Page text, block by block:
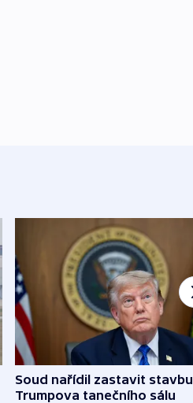
Soud nařídil zastavit stavbu
Trumpova tanečního sálu